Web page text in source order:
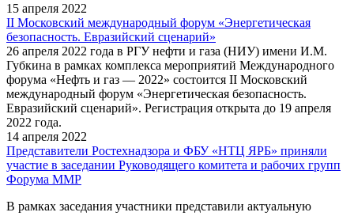
15 апреля 2022
II Московский международный форум «Энергетическая
безопасность. Евразийский сценарий»
26 апреля 2022 года в РГУ нефти и газа (НИУ) имени И.М.
Губкина в рамках комплекса мероприятий Международного
форума «Нефть и газ — 2022» состоится II Московский
международный форум «Энергетическая безопасность.
Евразийский сценарий». Регистрация открыта до 19 апреля
2022 года.
14 апреля 2022
Представители Ростехнадзора и ФБУ «НТЦ ЯРБ» приняли
участие в заседании Руководящего комитета и рабочих групп
Форума ММР
В рамках заседания участники представили актуальную